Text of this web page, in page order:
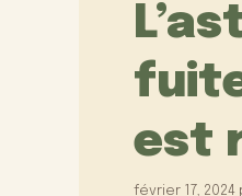
est
février 17, 2024